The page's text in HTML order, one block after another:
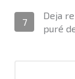
7
Deja
puré